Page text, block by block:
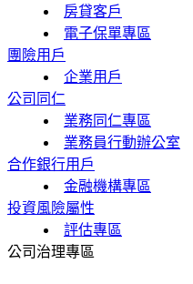
房貸客戶
電子保單專區
團險用戶
企業用戶
公司同仁
業務同仁專區
業務員行動辦公室
合作銀行用戶
金融機構專區
投資風險屬性
評估專區
公司治理專區